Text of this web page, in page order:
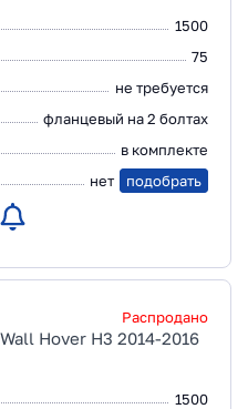
1500
75
не требуется
фланцевый на 2 болтах
в комплекте
нет подобрать
Распродано
Hover H3 2014-2016
1500